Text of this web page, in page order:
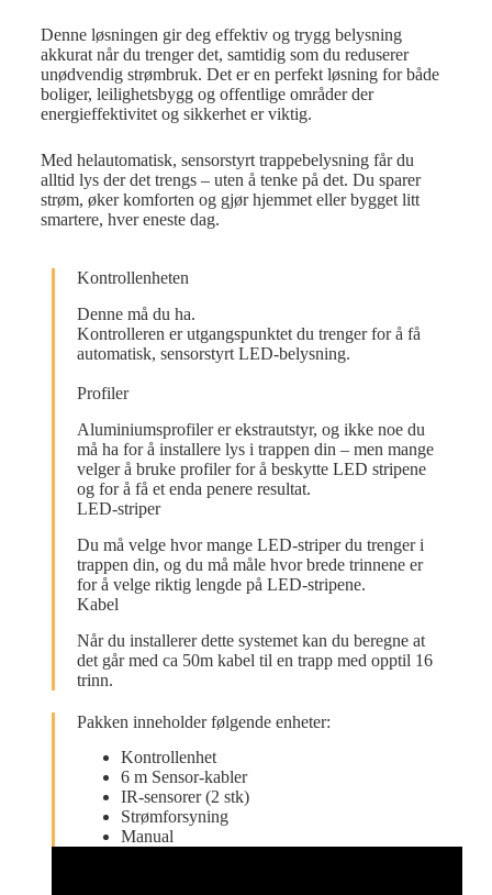
Denne løsningen gir deg effektiv og trygg belysning
akkurat når du trenger det, samtidig som du reduserer
unødvendig strømbruk. Det er en perfekt løsning for både
boliger, leilighetsbygg og offentlige områder der
energieffektivitet og sikkerhet er viktig.
Med helautomatisk, sensorstyrt trappebelysning får du
alltid lys der det trengs – uten å tenke på det. Du sparer
strøm, øker komforten og gjør hjemmet eller bygget litt
smartere, hver eneste dag.
Kontrollenheten
Denne må du ha.
Kontrolleren er utgangspunktet du trenger for å få
automatisk, sensorstyrt LED-belysning.
Profiler
Aluminiumsprofiler er ekstrautstyr, og ikke noe du
må ha for å installere lys i trappen din – men mange
velger å bruke profiler for å beskytte LED stripene
og for å få et enda penere resultat.
LED-striper
Du må velge hvor mange LED-striper du trenger i
trappen din, og du må måle hvor brede trinnene er
for å velge riktig lengde på LED-stripene.
Kabel
Når du installerer dette systemet kan du beregne at
det går med ca 50m kabel til en trapp med opptil 16
trinn.
Pakken inneholder følgende enheter:
Kontrollenhet
6 m Sensor-kabler
IR-sensorer (2 stk)
Strømforsyning
Manual